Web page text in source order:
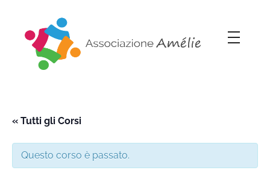
« Tutti gli Corsi
Questo corso è passato.